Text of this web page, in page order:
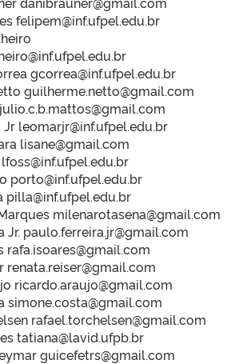
felipem@inf.ufpel.edu.br
gcorrea@inf.ufpel.edu.br
guilherme.netto@gmail.com
leomarjr@inf.ufpel.edu.br
lisane@gmail.com
porto@inf.ufpel.edu.br
pilla@inf.ufpel.edu.br
milenarotasena@gmail.com
Jr. paulo.ferreira.jr@gmail.com
rafa.isoares@gmail.com
renata.reiser@gmail.com
ricardo.araujo@gmail.com
simone.costa@gmail.com
rafael.torchelsen@gmail.com
tatiana@lavid.ufpb.br
guicefetrs@gmail.com